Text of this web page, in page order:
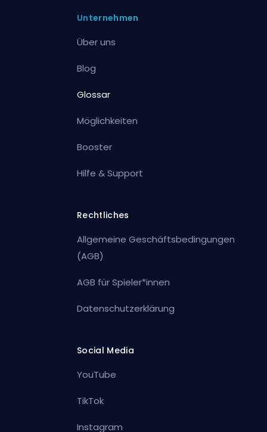
Unternehmen
Über uns
Blog
Glossar
Möglichkeiten
Booster
Hilfe & Support
Rechtliches
Allgemeine Geschäftsbedingungen
(AGB)
AGB für Spieler*innen
Datenschutzerklärung
Social Media
YouTube
TikTok
Instagram